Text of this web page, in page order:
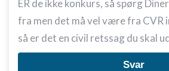
ER de ikke konkurs, så spørg
fra men det må vel være fra CVR
så er det en civil retssag du skal
Svar